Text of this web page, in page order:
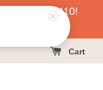
RM10!
Cart